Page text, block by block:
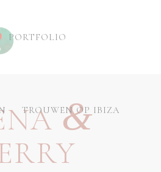
PORTFOLIO
TROUWEN OP IBIZA
&